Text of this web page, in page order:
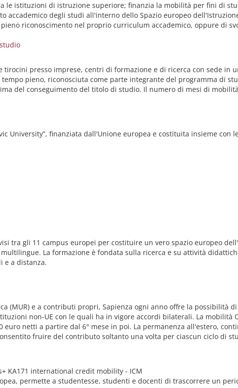
le istituzioni di istruzione superiore; finanzia la mobilità per fini di
accademico degli studi all'interno dello Spazio europeo
riconoscimento nel proprio curriculum accademico, oppure di
presso imprese, centri di formazione e di ricerca con sede in
pieno, riconosciuta come parte integrante del programma di
del conseguimento del titolo di studio. Il numero di mesi di
University”, finanziata dall'Unione europea e costituita insieme con
tra gli 11 campus europei per costituire un vero spazio europeo
La formazione è fondata sulla ricerca e su attività
e a distanza.
(MUR) e a contributi propri, Sapienza ogni anno offre la possibilità
non-UE con le quali ha in vigore accordi bilaterali. La mobilità
netti a partire dal 6° mese in poi. La permanenza all'estero,
fruire del contributo soltanto una volta per ciascun ciclo di
KA171 international credit mobility - ICM
permette a studentesse, studenti e docenti di trascorrere un